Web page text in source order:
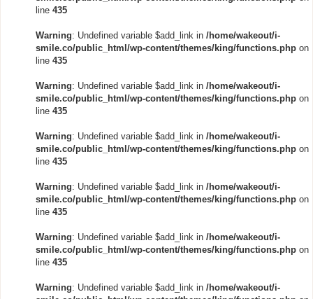
line 435
Warning: Undefined variable $add_link in /home/wakeout/i-
smile.co/public_html/wp-content/themes/king/functions.php on
line 435
Warning: Undefined variable $add_link in /home/wakeout/i-
smile.co/public_html/wp-content/themes/king/functions.php on
line 435
Warning: Undefined variable $add_link in /home/wakeout/i-
smile.co/public_html/wp-content/themes/king/functions.php on
line 435
Warning: Undefined variable $add_link in /home/wakeout/i-
smile.co/public_html/wp-content/themes/king/functions.php on
line 435
Warning: Undefined variable $add_link in /home/wakeout/i-
smile.co/public_html/wp-content/themes/king/functions.php on
line 435
Warning: Undefined variable $add_link in /home/wakeout/i-